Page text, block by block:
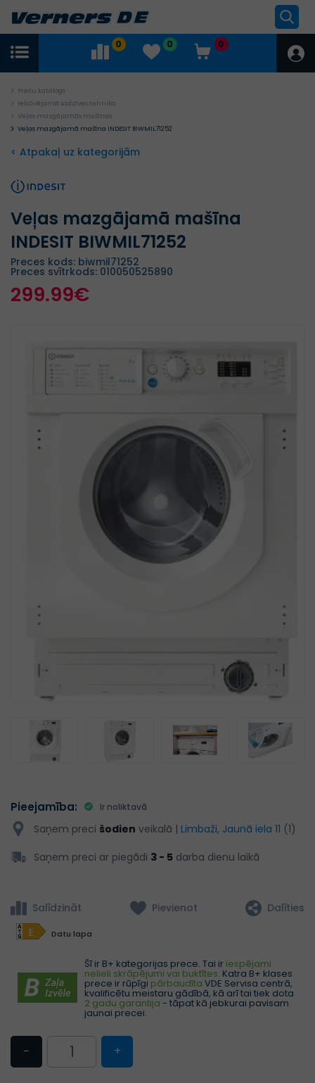
0 0 0
Preču katalogs
Iebūvējamā sadzīves tehnika
Veļas mazgājamās mašīnas
Veļas mazgājamā mašīna INDESIT BIWMIL71252
< Atpakaļ uz kategorijām
Veļas mazgājamā mašīna
INDESIT BIWMIL71252
Preces kods: biwmil71252
Preces svītrkods: 010050525890
299.99€
Pieejamība: Ir noliktavā
Saņem preci šodien veikalā | Limbaži, Jaunā iela 11 (1)
Saņem preci ar piegādi 3 - 5 darba dienu laikā
Salīdzināt Pievienot Dalīties
E Datu lapa
Šī ir B+ kategorijas prece. Tai ir iespējami
nelieli skrāpējumi vai buktītes. Katra B+ klases
prece ir rūpīgi pārbaudīta VDE Servisa centrā,
kvalificētu meistaru gādībā, kā arī tai tiek dota
2 gadu garantija - tāpat kā jebkurai pavisam
jaunai precei.
− +